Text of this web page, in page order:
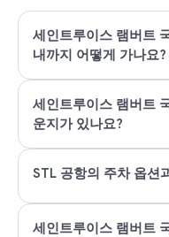
세인트루이스 램버트
내까지 어떻게 가나요?
세인트루이스 램버트
운지가 있나요?
STL 공항의 주차 옵션
세인트루이스 램버트